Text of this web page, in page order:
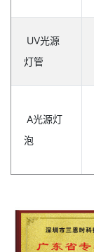
UV光源
灯管
A光源灯
泡